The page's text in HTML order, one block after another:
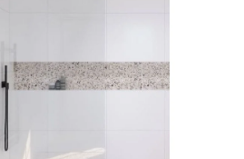
KÚTOM A